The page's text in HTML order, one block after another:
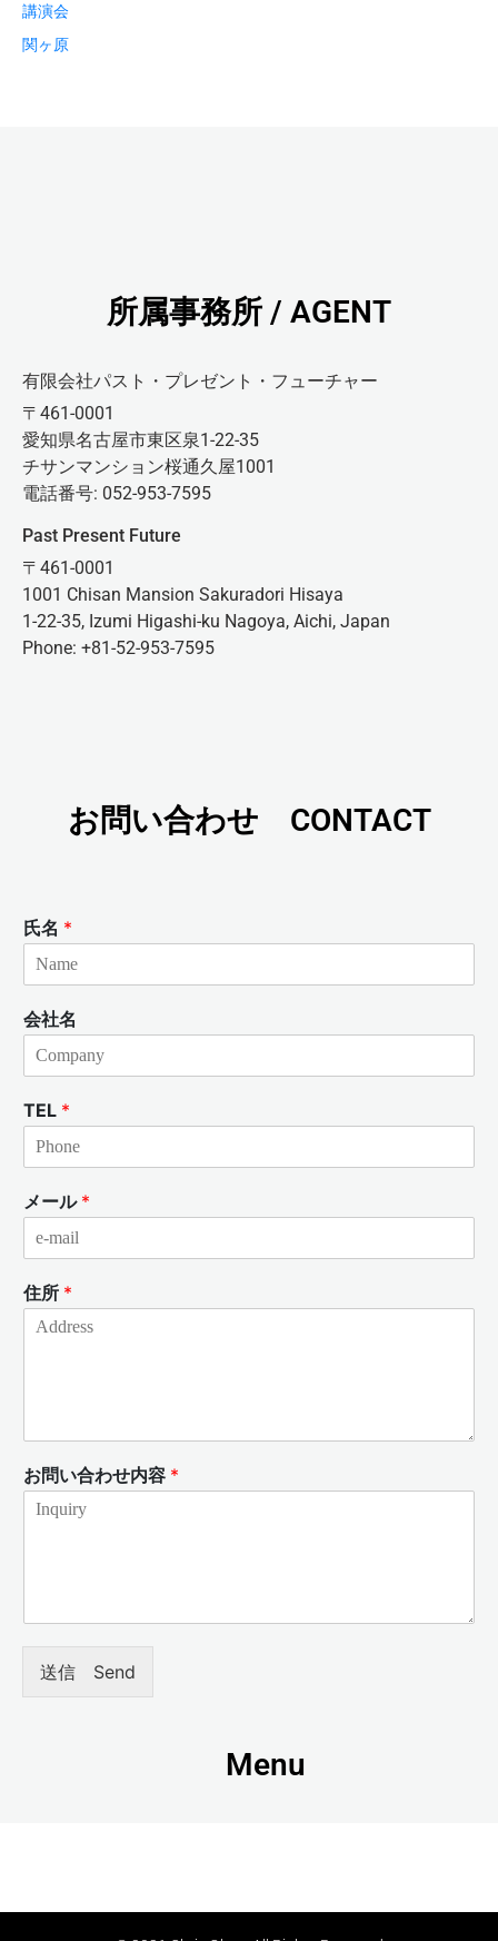
講演会
関ヶ原
所属事務所 / AGENT
有限会社パスト・プレゼント・フューチャー
〒461-0001
愛知県名古屋市東区泉1-22-35
チサンマンション桜通久屋1001
電話番号: 052-953-7595
Past Present Future
〒461-0001
1001 Chisan Mansion Sakuradori Hisaya
1-22-35, Izumi Higashi-ku Nagoya, Aichi, Japan
Phone: +81-52-953-7595
お問い合わせ CONTACT
氏名 *
会社名
TEL *
メール *
住所 *
お問い合わせ内容 *
送信 Send
Menu